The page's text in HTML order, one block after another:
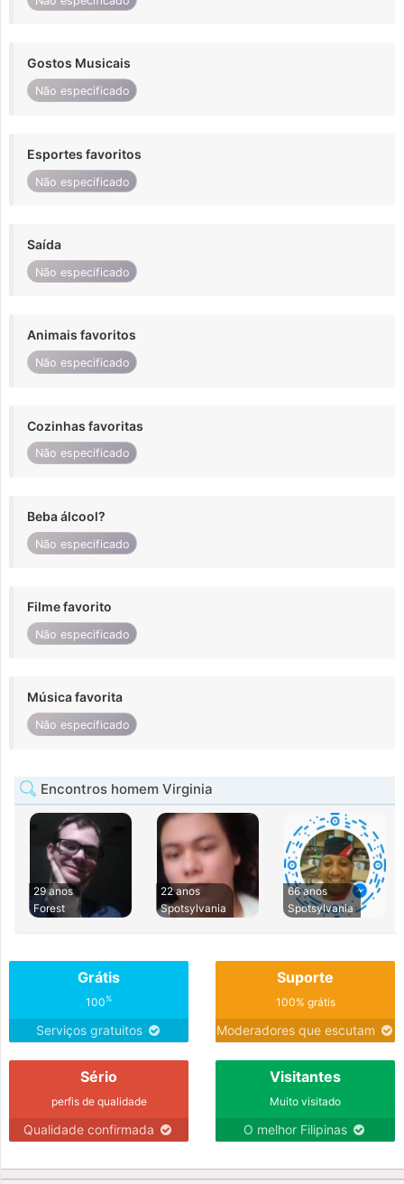
Gostos Musicais
Não especificado
Esportes favoritos
Não especificado
Saída
Não especificado
Animais favoritos
Não especificado
Cozinhas favoritas
Não especificado
Beba álcool?
Não especificado
Filme favorito
Não especificado
Música favorita
Não especificado
Encontros homem Virginia
29 anos
Forest
22 anos
Spotsylvania
66 anos
Spotsylvania
Grátis
100%
Serviços gratuitos
Suporte
100% grátis
Moderadores que escutam
Sério
perfis de qualidade
Qualidade confirmada
Visitantes
Muito visitado
O melhor Filipinas